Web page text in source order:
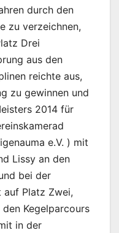
durch den
zu verzeichnen,
Drei
aus den
reichte aus,
zu gewinnen und
2014 für
e.V. ) mit
Lissy an den
bei der
auf Platz Zwei,
Kegelparcours
in der